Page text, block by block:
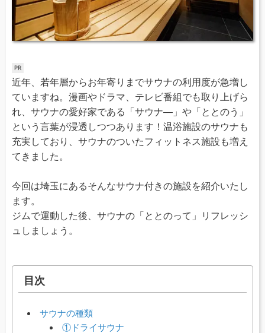
近年、若年層からお年寄りまでサウナの利用度が急増し
ていますね。漫画やドラマ、テレビ番組でも取り上げら
れ、サウナの愛好家である「サウナ―」や「ととのう」
という言葉が浸透しつつあります！温浴施設のサウナも
充実しており、サウナのついたフィットネス施設も増え
てきました。
今回は埼玉にあるそんなサウナ付きの施設を紹介いたし
ます。
ジムで運動した後、サウナの「ととのって」リフレッシ
ュしましょう。
目次
サウナの種類
①ドライサウナ